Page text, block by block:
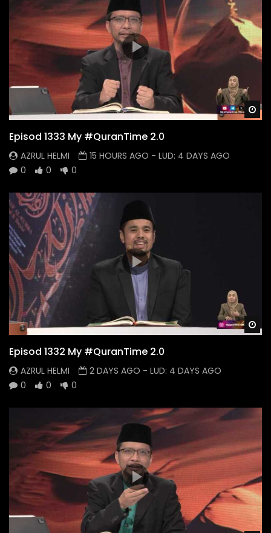
Episod 1333 My #QuranTime 2.0
AZRUL HELMI 15 HOURS AGO - LUD: 4 DAYS AGO
0
0 0
Episod 1332 My #QuranTime 2.0
AZRUL HELMI 2 DAYS AGO - LUD: 4 DAYS AGO
0
0 0